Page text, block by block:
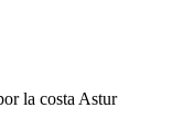
la costa Astur